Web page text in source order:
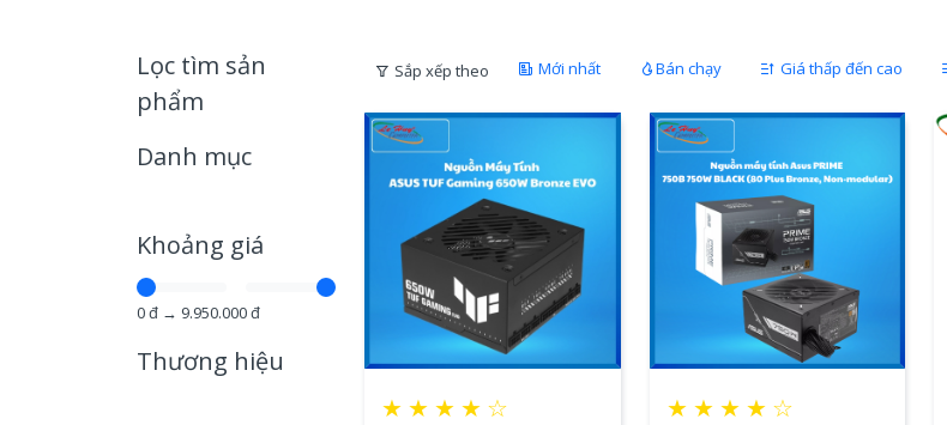
Lọc tìm sản
phẩm
Danh mục
Khoảng giá
0đ → 9.950.000đ
Thương hiệu
Sắp xếp theo Mới nhất Bán chạy Giá thấp đến cao
★ ★ ★ ★ ☆ ★ ★ ★ ★ ☆